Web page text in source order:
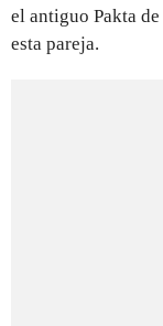
el antiguo Pakta de
esta pareja.